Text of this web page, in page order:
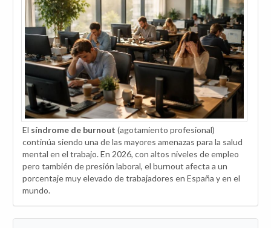
El síndrome de burnout (agotamiento profesional)
continúa siendo una de las mayores amenazas para la salud
mental en el trabajo. En 2026, con altos niveles de empleo
pero también de presión laboral, el burnout afecta a un
porcentaje muy elevado de trabajadores en España y en el
mundo.